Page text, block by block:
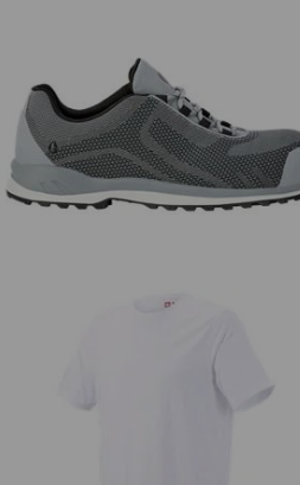
e.s. S3 bezpečnostné poltopánky
Zardik low